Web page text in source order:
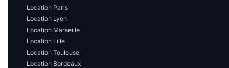
Location Paris
Location Lyon
Location Marseille
Location Lille
Location Toulouse
Location Bordeaux